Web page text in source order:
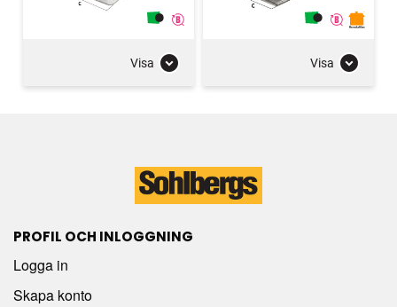
Visa Visa
PROFIL OCH INLOGGNING
Logga in
Skapa konto